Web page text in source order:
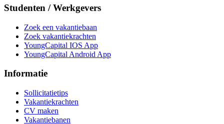
Studenten / Werkgevers
Zoek een vakantiebaan
Zoek vakantiekrachten
YoungCapital IOS App
YoungCapital Android App
Informatie
Sollicitatietips
Vakantiekrachten
CV maken
Vakantiebanen